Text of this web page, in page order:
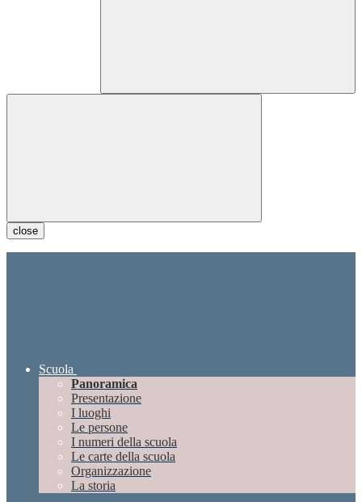
close
Scuola
Panoramica
Presentazione
I luoghi
Le persone
I numeri della scuola
Le carte della scuola
Organizzazione
La storia